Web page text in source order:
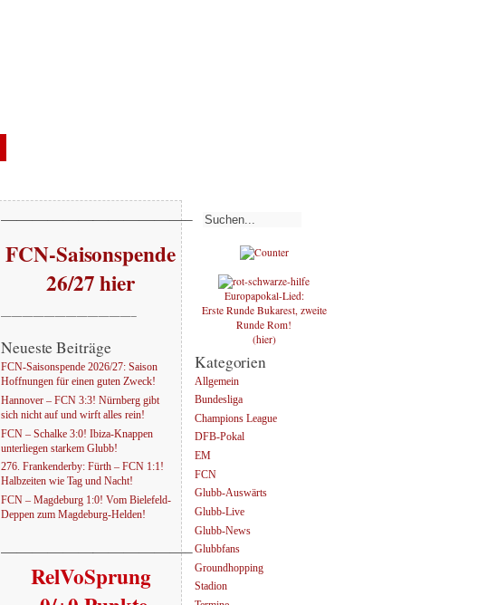
————————————–
FCN-Saisonspende
26/27 hier
————————————–
Neueste Beiträge
FCN-Saisonspende 2026/27: Saison
Hoffnungen für einen guten Zweck!
Hannover – FCN 3:3! Nürnberg gibt
sich nicht auf und wirft alles rein!
FCN – Schalke 3:0! Ibiza-Knappen
unterliegen starkem Glubb!
276. Frankenderby: Fürth – FCN 1:1!
Halbzeiten wie Tag und Nacht!
FCN – Magdeburg 1:0! Vom Bielefeld-
Deppen zum Magdeburg-Helden!
————————————–
RelVoSprung
Europapokal-Lied:
Erste Runde Bukarest, zweite
Runde Rom!
(hier)
Kategorien
Allgemein
Bundesliga
Champions League
DFB-Pokal
EM
FCN
Glubb-Auswärts
Glubb-Live
Glubb-News
Glubbfans
Groundhopping
Stadion